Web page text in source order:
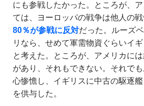
にも参戦したかった。ところが、
ては、ヨーロッパの戦争は他人の戦
80％が参戦に反対だった。ルーズ
リなら、せめて軍需物資ぐらいイ
と考えた。ところが、アメリカに
があり、それもできない。それで
心惨憺し、イギリスに中古の駆逐
を供与した。